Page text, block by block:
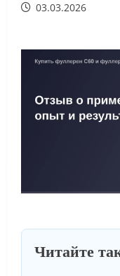
03.03.2026
Читайте